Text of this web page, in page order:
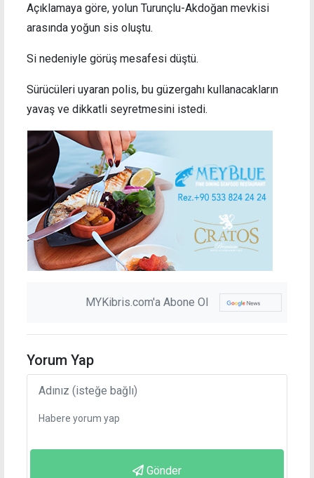
Açıklamaya göre, yolun Turunçlu-Akdoğan mevkisi
arasında yoğun sis oluştu.
Si nedeniyle görüş mesafesi düştü.
Sürücüleri uyaran polis, bu güzergahı kullanacakların
yavaş ve dikkatli seyretmesini istedi.
MYKibris.com'a Abone Ol
Yorum Yap
Gönder